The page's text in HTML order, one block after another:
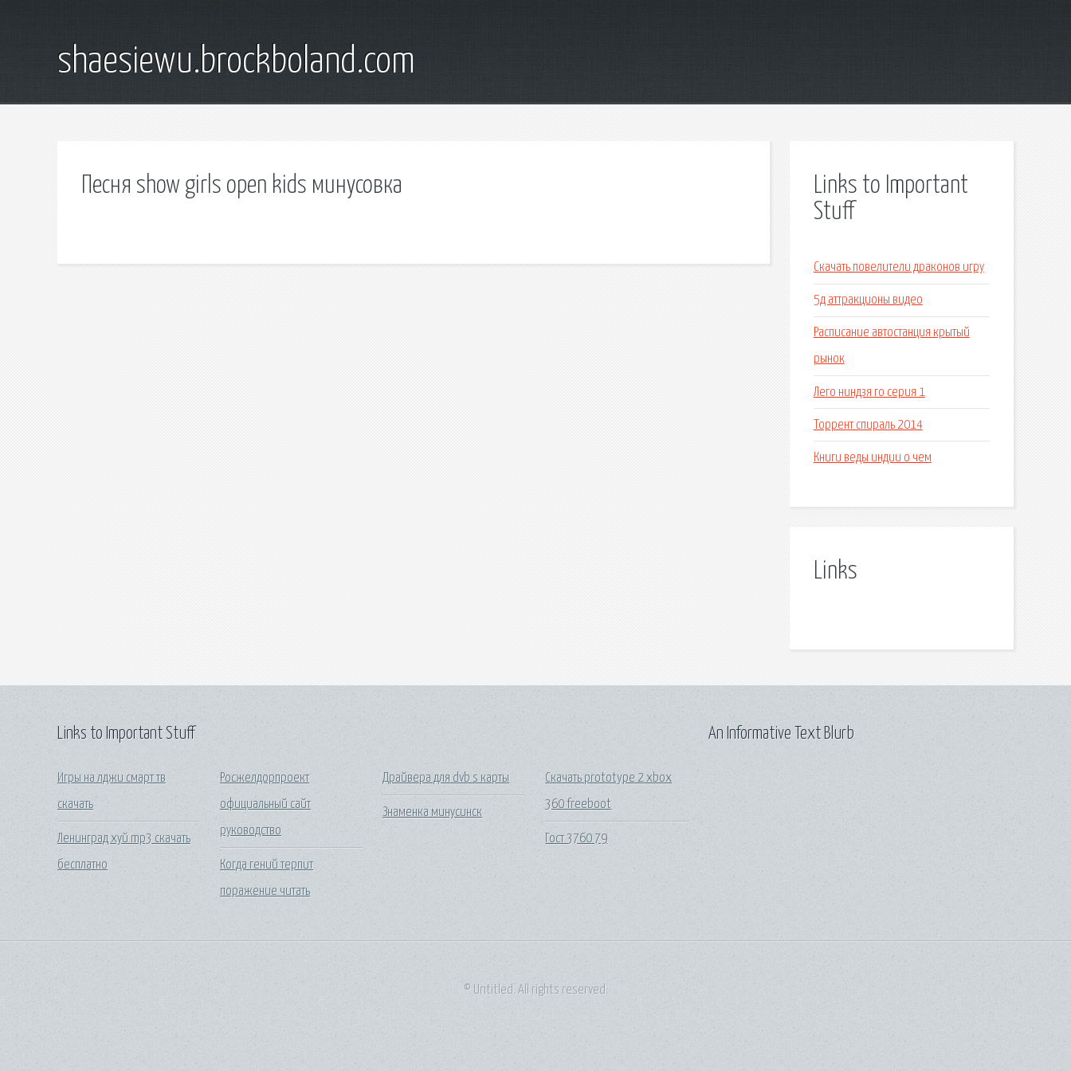
shaesiewu.brockboland.com
Песня show girls open kids минусовка
Links to Important
Stuff
Скачать повелители драконов игру
5д аттракционы видео
Расписание автостанция крытый
рынок
Лего ниндзя го серия 1
Торрент спираль 2014
Книги веды индии о чем
Links
Links to Important Stuff
Игры на лджи смарт тв
скачать
Ленинград хуй mp3 скачать
бесплатно
Росжелдорпроект
официальный сайт
руководство
Когда гений терпит
поражение читать
Драйвера для dvb s карты
Знаменка минусинск
Скачать prototype 2 xbox
360 freeboot
Гост 3760 79
An Informative Text Blurb
© Untitled. All rights reserved.